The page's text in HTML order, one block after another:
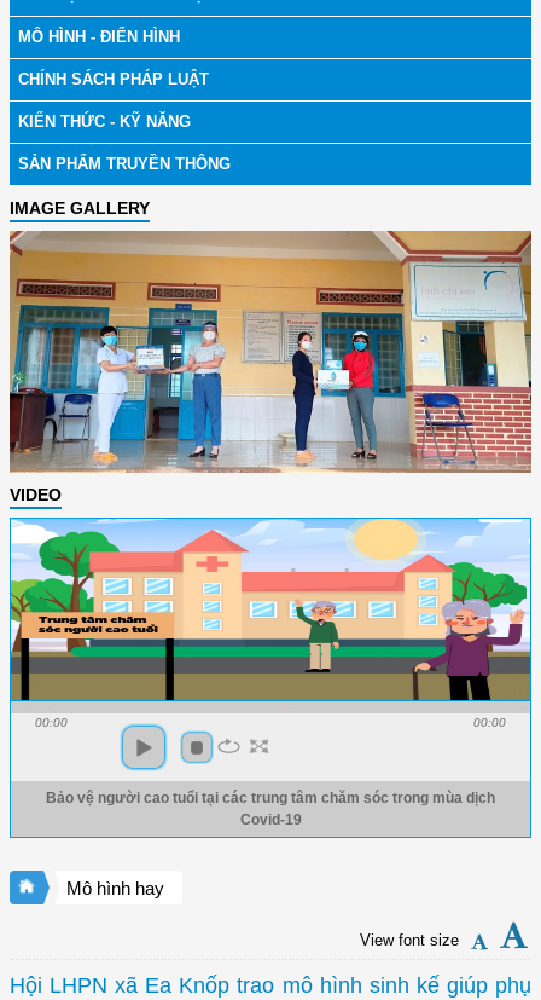
MÔ HÌNH - ĐIỂN HÌNH
CHÍNH SÁCH PHÁP LUẬT
KIẾN THỨC - KỸ NĂNG
SẢN PHẨM TRUYỀN THÔNG
IMAGE GALLERY
VIDEO
00:00 00:00
Bảo vệ người cao tuổi tại các trung tâm chăm sóc trong mùa dịch
Covid-19
Mô hình hay
View font size
Hội LHPN xã Ea Knốp trao mô hình sinh kế giúp phụ